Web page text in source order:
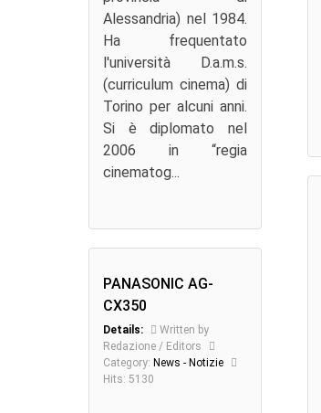
Alessandria) nel 1984.
Ha frequentato
l'università D.a.m.s.
(curriculum cinema) di
Torino per alcuni anni.
Si è diplomato nel
2006 in “regia
cinematog...
PANASONIC AG-
CX350
Details:
Written by
Redazione / Editors
Category: News - Notizie
Hits: 5130